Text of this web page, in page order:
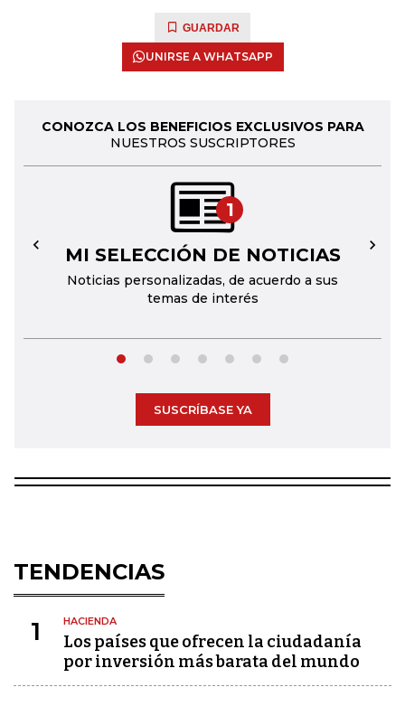
GUARDAR
UNIRSE A WHATSAPP
CONOZCA LOS BENEFICIOS EXCLUSIVOS PARA
NUESTROS SUSCRIPTORES
1
MI SELECCIÓN DE NOTICIAS
Noticias personalizadas, de acuerdo a sus
temas de interés
← →
SUSCRÍBASE YA
TENDENCIAS
1 HACIENDA
Los países que ofrecen la ciudadanía
por inversión más barata del mundo